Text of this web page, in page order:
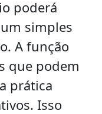
poderá
simples
A função
que podem
prática
Isso